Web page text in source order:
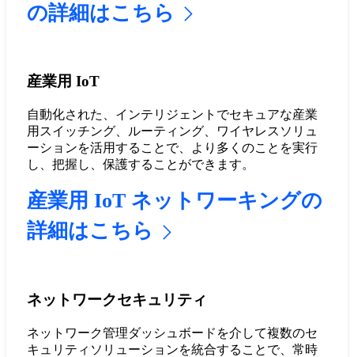
の詳細はこちら
産業用 IoT
自動化された、インテリジェントでセキュアな産業
用スイッチング、ルーティング、ワイヤレスソリュ
ーションを活用することで、より多くのことを実行
し、把握し、保護することができます。
産業用 IoT ネットワーキングの
詳細はこちら
ネットワークセキュリティ
ネットワーク管理ダッシュボードを介して複数のセ
キュリティソリューションを統合することで、常時